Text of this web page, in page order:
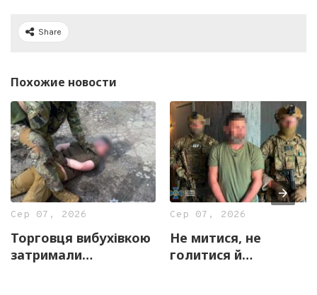
Share
Похожие новости
Сер 07, 2026
Торговця вибухівкою
затримали
Сер 07, 2026
Не митися, не
голитися й